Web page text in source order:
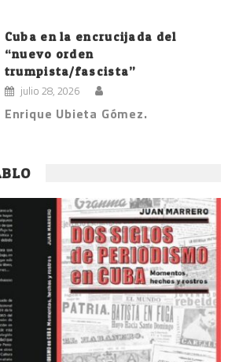
Cuba en la encrucijada del
“nuevo orden
trumpista/fascista”
julio 28, 2026
Enrique Ubieta Gómez.